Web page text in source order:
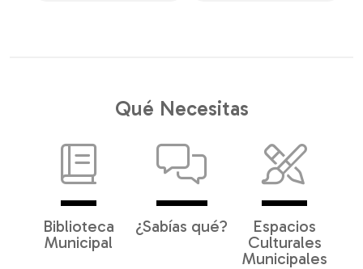
Qué Necesitas
Biblioteca
Municipal
¿Sabías qué?
Espacios
Culturales
Municipales